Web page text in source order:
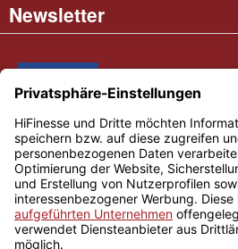
Newsletter
* Alle Preise inkl. gesetzl.
Cookie settings Händler-
Kontakt und Anfahrt
Versand und